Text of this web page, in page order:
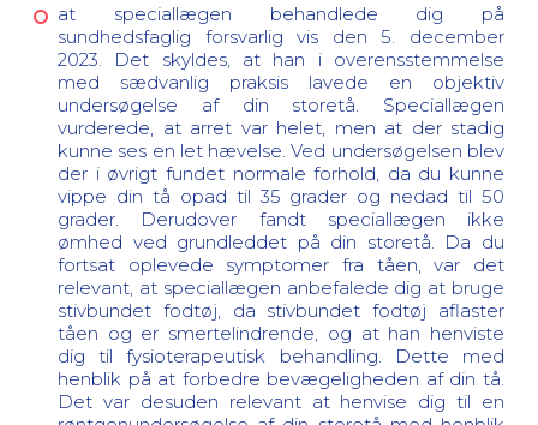
at speciallægen behandlede dig på
sundhedsfaglig forsvarlig vis den 5. december
2023. Det skyldes, at han i overensstemmelse
med sædvanlig praksis lavede en objektiv
undersøgelse af din storetå. Speciallægen
vurderede, at arret var helet, men at der stadig
kunne ses en let hævelse. Ved undersøgelsen blev
der i øvrigt fundet normale forhold, da du kunne
vippe din tå opad til 35 grader og nedad til 50
grader. Derudover fandt speciallægen ikke
ømhed ved grundleddet på din storetå. Da du
fortsat oplevede symptomer fra tåen, var det
relevant, at speciallægen anbefalede dig at bruge
stivbundet fodtøj, da stivbundet fodtøj aflaster
tåen og er smertelindrende, og at han henviste
dig til fysioterapeutisk behandling. Dette med
henblik på at forbedre bevægeligheden af din tå.
Det var desuden relevant at henvise dig til en